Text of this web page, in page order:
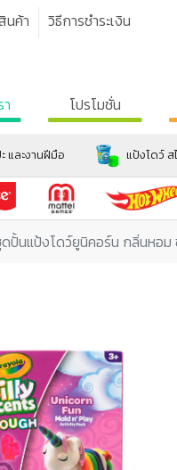
นค้า วิธีการชำระเงิน
โปรโมชั่น
และงานฝีมือ แป้งโดว์
ดปั้นแป้งโดว์ยูนิคอร์น กลิ่นหอม